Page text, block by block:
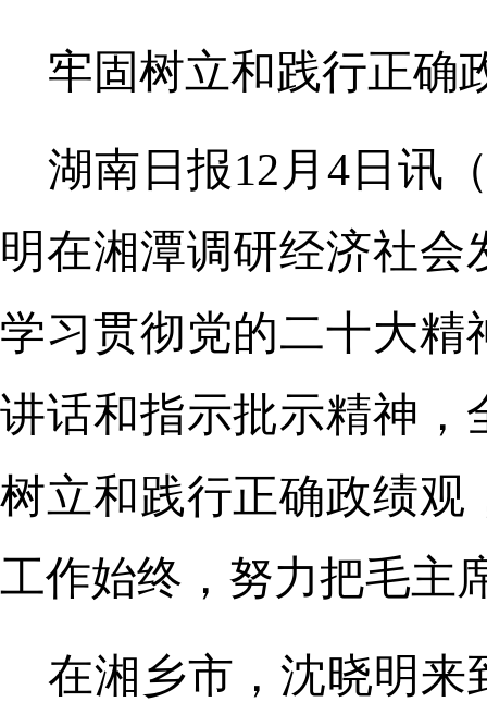
牢固树立和践行正确
湖南日报12月4日讯
明在湘潭调研经济社
学习贯彻党的二十大
讲话和指示批示精神，
树立和践行正确政绩观
工作始终，努力把毛主
在湘乡市，沈晓明来